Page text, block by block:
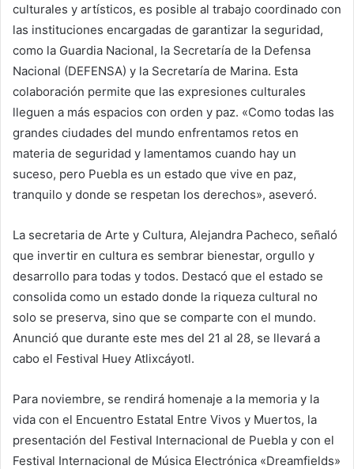
culturales y artísticos, es posible al trabajo coordinado con
las instituciones encargadas de garantizar la seguridad,
como la Guardia Nacional, la Secretaría de la Defensa
Nacional (DEFENSA) y la Secretaría de Marina. Esta
colaboración permite que las expresiones culturales
lleguen a más espacios con orden y paz. «Como todas las
grandes ciudades del mundo enfrentamos retos en
materia de seguridad y lamentamos cuando hay un
suceso, pero Puebla es un estado que vive en paz,
tranquilo y donde se respetan los derechos», aseveró.
La secretaria de Arte y Cultura, Alejandra Pacheco, señaló
que invertir en cultura es sembrar bienestar, orgullo y
desarrollo para todas y todos. Destacó que el estado se
consolida como un estado donde la riqueza cultural no
solo se preserva, sino que se comparte con el mundo.
Anunció que durante este mes del 21 al 28, se llevará a
cabo el Festival Huey Atlixcáyotl.
Para noviembre, se rendirá homenaje a la memoria y la
vida con el Encuentro Estatal Entre Vivos y Muertos, la
presentación del Festival Internacional de Puebla y con el
Festival Internacional de Música Electrónica «Dreamfields»